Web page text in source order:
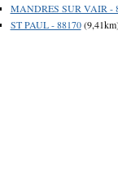
MANDRES SUR VAIR -
ST PAUL - 88170